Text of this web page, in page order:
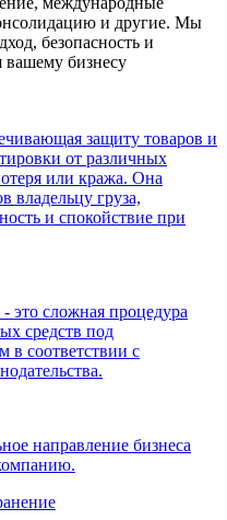
и другие. Мы
безопасность и
вашему бизнесу
защиту товаров и
от различных
или кража. Она
владельцу груза,
и спокойствие при
это сложная процедура
средств под
соответствии с
направление бизнеса